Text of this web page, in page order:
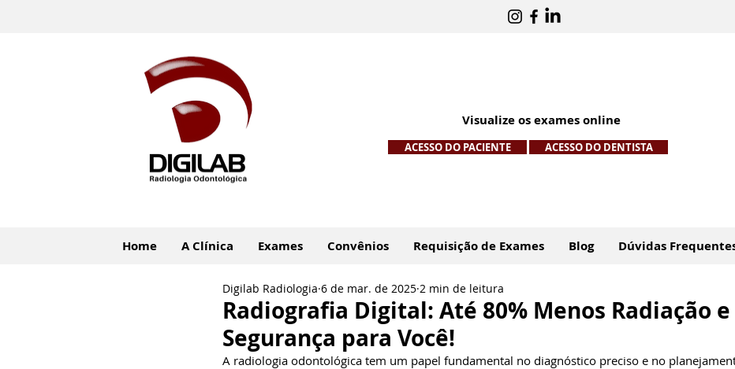
Visualize os exames online
ACESSO DO PACIENTE ACESSO DO DENTISTA
Home A Clínica Exames Convênios Requisição de Exames Blog Dúvidas
Radiografia Digital: Até 80% Menos Radiação
Segurança para Você!
Digilab Radiologia 6 de mar. de 2025 2 min de leitura
A radiologia odontológica tem um papel fundamental no diagnóstico preciso e no